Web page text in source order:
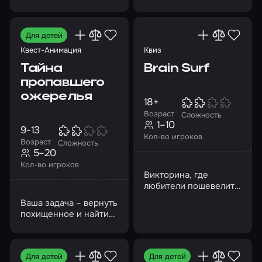
Для детей
Квест-Анимация
Тайна
пропавшего
ожерелья
Возраст
9-13
Сложность
Кол-во игроков
5–20
Ваша задача – вернуть
похищенное и найти
Квиз
Brain Surf
Возраст
18+
Сложность
Кол-во игроков
1–10
Викторина, где
любители пошевелить
Для детей
Для детей